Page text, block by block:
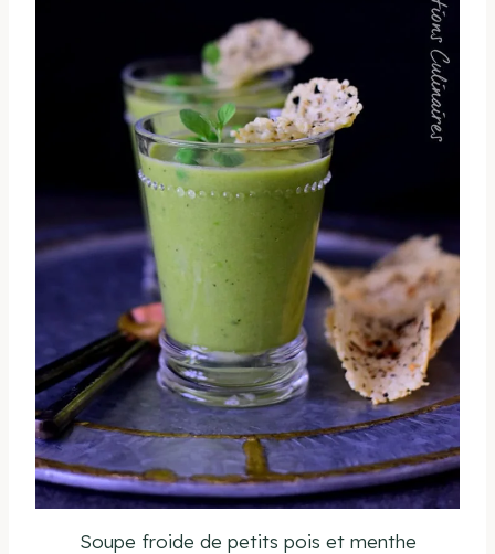
Soupe froide de petits pois et menthe